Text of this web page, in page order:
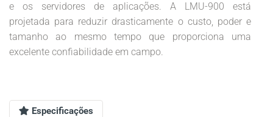
e os servidores de aplicações. A LMU-900 está
projetada para reduzir drasticamente o custo, poder e
tamanho ao mesmo tempo que proporciona uma
excelente confiabilidade em campo.
Especificações